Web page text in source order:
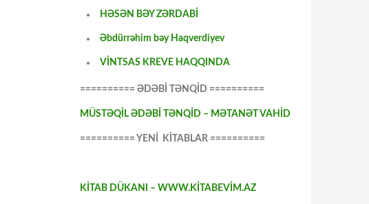
HƏSƏN BƏY ZƏRDABİ
Əbdürrəhim bəy Haqverdiyev
VİNTSAS KREVE HAQQINDA
========== ƏDƏBİ TƏNQİD ==========
MÜSTƏQİL ƏDƏBİ TƏNQİD – MƏTANƏT VAHİD
========== YENİ KİTABLAR ==========
KİTAB DÜKANI – WWW.KİTABEVİM.AZ